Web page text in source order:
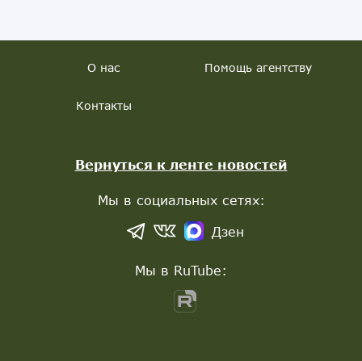
О нас Помощь агентству
Контакты
Вернуться к ленте новостей
Мы в социальных сетях:
Дзен
Мы в RuTube: